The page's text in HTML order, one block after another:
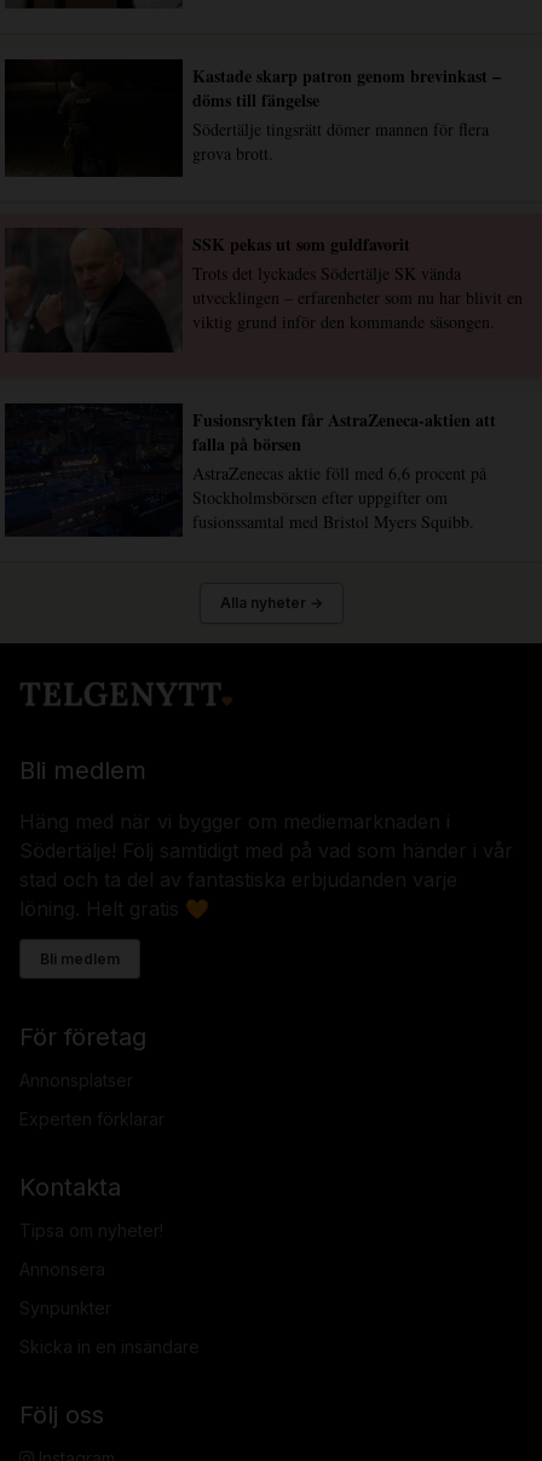
Kastade skarp patron genom brevinkast –
döms till fängelse
Södertälje tingsrätt dömer mannen för flera
grova brott.
SSK pekas ut som guldfavorit
Trots det lyckades Södertälje SK vända
utvecklingen – erfarenheter som nu har blivit en
viktig grund inför den kommande säsongen.
Fusionsrykten får AstraZeneca-aktien att
falla på börsen
AstraZenecas aktie föll med 6,6 procent på
Stockholmsbörsen efter uppgifter om
fusionssamtal med Bristol Myers Squibb.
Alla nyheter →
Bli medlem
Häng med när vi bygger om mediemarknaden i
Södertälje! Följ samtidigt med på vad som händer i vår
stad och ta del av fantastiska erbjudanden varje
löning. Helt gratis 🧡
Bli medlem
För företag
Annonsplatser
Experten förklarar
Kontakta
Tipsa om nyheter!
Annonsera
Synpunkter
Skicka in en insändare
Följ oss